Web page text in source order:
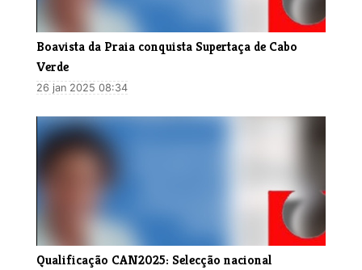
Boavista da Praia conquista Supertaça de Cabo
Verde
26 jan 2025 08:34
Qualificação CAN2025: Selecção nacional